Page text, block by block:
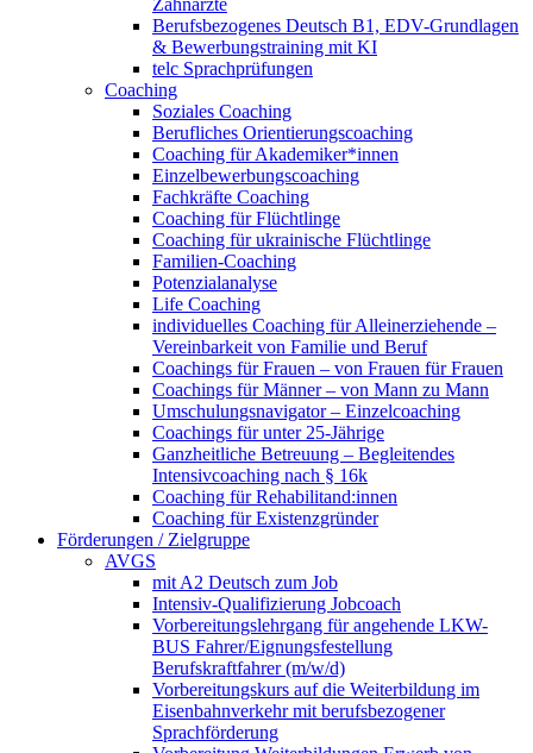
Zahnärzte
Berufsbezogenes Deutsch B1, EDV-Grundlagen
& Bewerbungstraining mit KI
telc Sprachprüfungen
Coaching
Soziales Coaching
Berufliches Orientierungscoaching
Coaching für Akademiker*innen
Einzelbewerbungscoaching
Fachkräfte Coaching
Coaching für Flüchtlinge
Coaching für ukrainische Flüchtlinge
Familien-Coaching
Potenzialanalyse
Life Coaching
individuelles Coaching für Alleinerziehende –
Vereinbarkeit von Familie und Beruf
Coachings für Frauen – von Frauen für Frauen
Coachings für Männer – von Mann zu Mann
Umschulungsnavigator – Einzelcoaching
Coachings für unter 25-Jährige
Ganzheitliche Betreuung – Begleitendes
Intensivcoaching nach § 16k
Coaching für Rehabilitand:innen
Coaching für Existenzgründer
Förderungen / Zielgruppe
AVGS
mit A2 Deutsch zum Job
Intensiv-Qualifizierung Jobcoach
Vorbereitungslehrgang für angehende LKW-
BUS Fahrer/Eignungsfestellung
Berufskraftfahrer (m/w/d)
Vorbereitungskurs auf die Weiterbildung im
Eisenbahnverkehr mit berufsbezogener
Sprachförderung